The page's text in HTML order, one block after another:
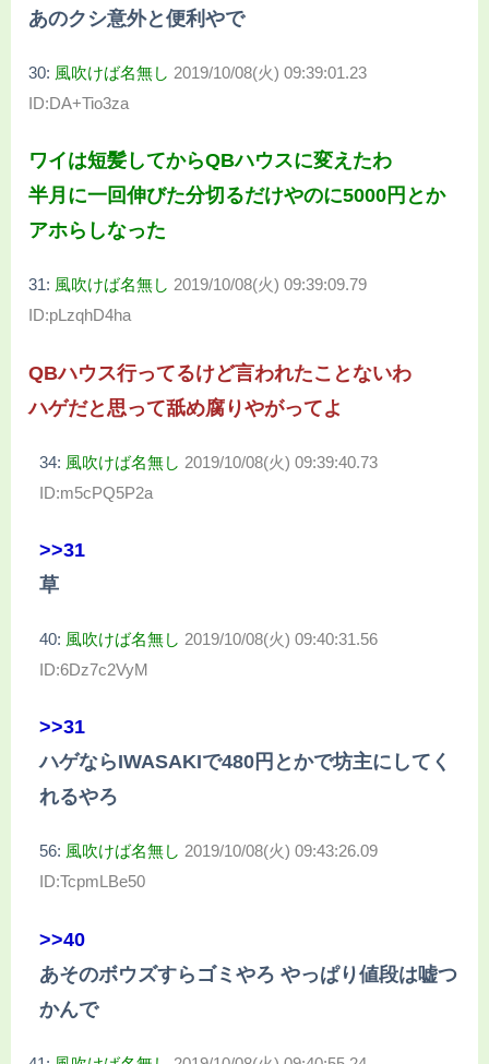
あのクシ意外と便利やで
30: 風吹けば名無し 2019/10/08(火) 09:39:01.23
ID:DA+Tio3za
ワイは短髪してからQBハウスに変えたわ
半月に一回伸びた分切るだけやのに5000円とか
アホらしなった
31: 風吹けば名無し 2019/10/08(火) 09:39:09.79
ID:pLzqhD4ha
QBハウス行ってるけど言われたことないわ
ハゲだと思って舐め腐りやがってよ
34: 風吹けば名無し 2019/10/08(火) 09:39:40.73
ID:m5cPQ5P2a
>>31
草
40: 風吹けば名無し 2019/10/08(火) 09:40:31.56
ID:6Dz7c2VyM
>>31
ハゲならIWASAKIで480円とかで坊主にしてく
れるやろ
56: 風吹けば名無し 2019/10/08(火) 09:43:26.09
ID:TcpmLBe50
>>40
あそのボウズすらゴミやろ やっぱり値段は嘘つ
かんで